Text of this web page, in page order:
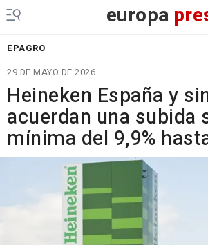
europa
EPAGRO
29 DE MAYO DE 2026
Heineken España y
acuerdan una subida
mínima del 9,9%